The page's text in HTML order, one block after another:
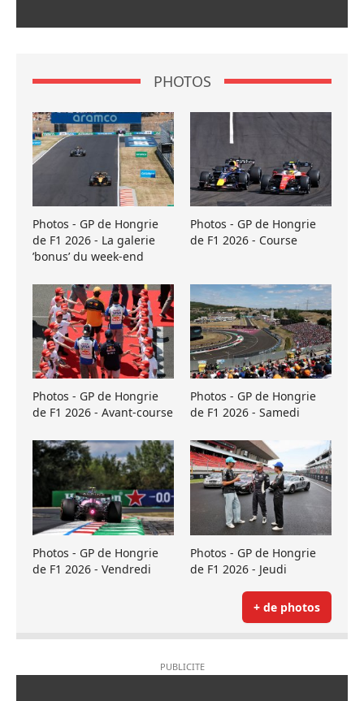
PHOTOS
Photos - GP de Hongrie
de F1 2026 - La galerie
’bonus’ du week-end
Photos - GP de Hongrie
de F1 2026 - Course
Photos - GP de Hongrie
de F1 2026 - Avant-course
Photos - GP de Hongrie
de F1 2026 - Samedi
Photos - GP de Hongrie
de F1 2026 - Vendredi
Photos - GP de Hongrie
de F1 2026 - Jeudi
+ de photos